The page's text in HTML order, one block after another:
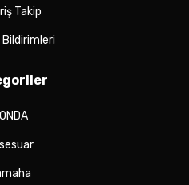
Takip
Bildirimleri